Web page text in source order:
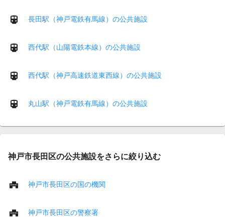
長田駅（神戸電鉄有馬線）の公共施設
西代駅（山陽電鉄本線）の公共施設
西代駅（神戸高速鉄道東西線）の公共施設
丸山駅（神戸電鉄有馬線）の公共施設
神戸市長田区の公共施設をさらに絞り込む
神戸市長田区の国の機関
神戸市長田区の警察署